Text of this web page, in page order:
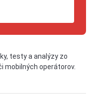
testy a analýzy zo
mobilných operátorov.